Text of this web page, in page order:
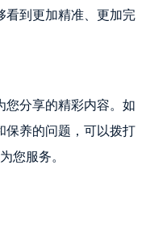
看到更加精准、更加完
您分享的精彩内容。如
保养的问题，可以拨打
您服务。